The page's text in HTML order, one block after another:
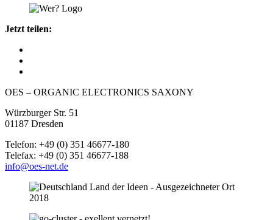
Jetzt teilen:
OES – ORGANIC ELECTRONICS SAXONY
Würzburger Str. 51
01187 Dresden
Telefon: +49 (0) 351 46677-180
Telefax: +49 (0) 351 46677-188
info@oes-net.de